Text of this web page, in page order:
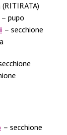
– pupo
– secchione
– secchione